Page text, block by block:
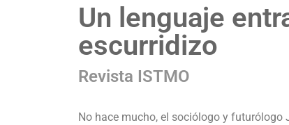
Un lenguaje
escurridizo
Revista ISTMO
No hace mucho, el sociólogo y